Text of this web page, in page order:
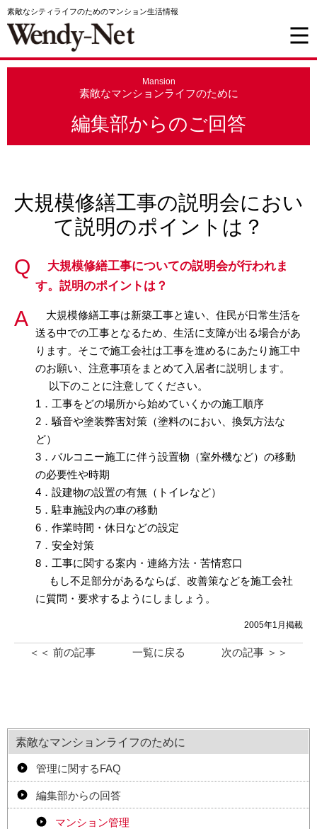
素敵なシティライフのためのマンション生活情報
Mansion
素敵なマンションライフのために
編集部からのご回答
大規模修繕工事の説明会におい
て説明のポイントは？
大規模修繕工事についての説明会が行われま
す。説明のポイントは？
大規模修繕工事は新築工事と違い、住民が日常生活を
送る中での工事となるため、生活に支障が出る場合があ
ります。そこで施工会社は工事を進めるにあたり施工中
のお願い、注意事項をまとめて入居者に説明します。
以下のことに注意してください。
1．工事をどの場所から始めていくかの施工順序
2．騒音や塗装弊害対策（塗料のにおい、換気方法な
ど）
3．バルコニー施工に伴う設置物（室外機など）の移動
の必要性や時期
4．設建物の設置の有無（トイレなど）
5．駐車施設内の車の移動
6．作業時間・休日などの設定
7．安全対策
8．工事に関する案内・連絡方法・苦情窓口
もし不足部分があるならば、改善策などを施工会社
に質問・要求するようにしましょう。
2005年1月掲載
＜＜ 前の記事 一覧に戻る 次の記事 ＞＞
素敵なマンションライフのために
管理に関するFAQ
編集部からの回答
マンション管理